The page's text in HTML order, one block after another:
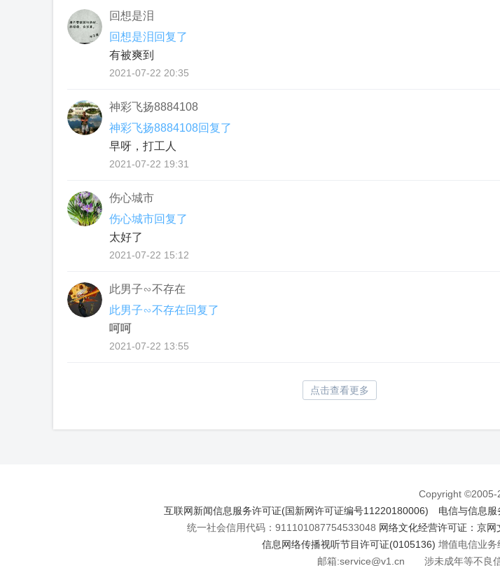
回想是泪
回想是泪回复了
有被爽到
2021-07-22 20:35
神彩飞扬8884108
神彩飞扬8884108回复了
早呀，打工人
2021-07-22 19:31
伤心城市
伤心城市回复了
太好了
2021-07-22 15:12
此男子∽不存在
此男子∽不存在回复了
呵呵
2021-07-22 13:55
点击查看更多
Copyright ©2005-
互联网新闻信息服务许可证(国新网许可证编号11220180006)
电信与信息
统一社会信用代码：911101087754533048 网络文化经营许可证：京
信息网络传播视听节目许可证(0105136) 增值电信业务
邮箱:service@v1.cn 涉未成年等不